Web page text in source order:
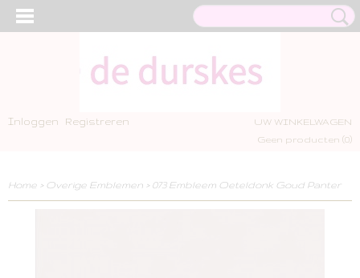
Inloggen Registreren
UW WINKELWAGEN
Geen producten (0)
Home > Overige Emblemen > 073 Embleem Oeteldonk Goud Panter